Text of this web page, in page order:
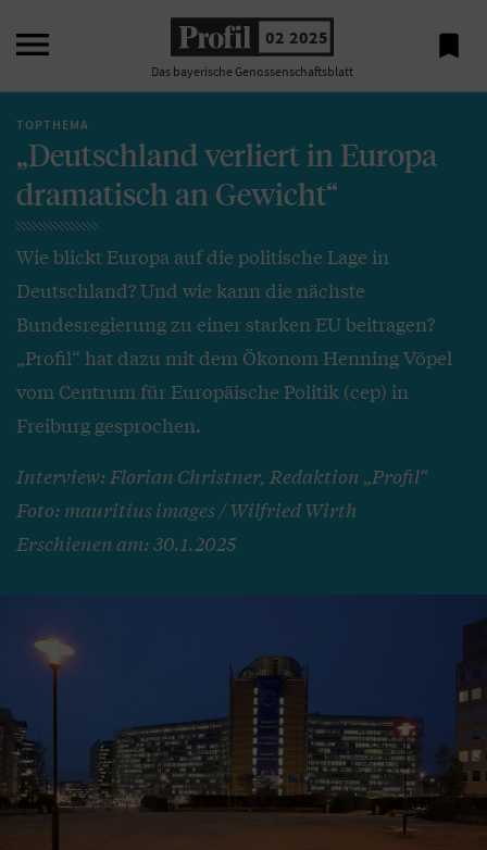
 02 2025
Das bayerische Genossenschaftsblatt

TOPTHEMA
„Deutschland verliert in Europa
dramatisch an Gewicht“
Wie blickt Europa auf die politische Lage in
Deutschland? Und wie kann die nächste
Bundesregierung zu einer starken EU beitragen?
„Profil“ hat dazu mit dem Ökonom Henning Vöpel
vom Centrum für Europäische Politik (cep) in
Freiburg gesprochen.
Interview: Florian Christner, Redaktion „Profil“
Foto: mauritius images / Wilfried Wirth
Erschienen am: 30.1.2025